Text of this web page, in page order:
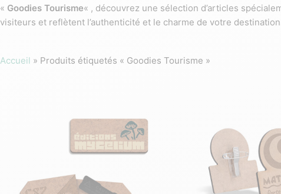
« Goodies Tourisme« , découvrez une sélection d’articles
visiteurs et reflètent l’authenticité et le charme de votre
Accueil » Produits étiquetés « Goodies Tourisme »